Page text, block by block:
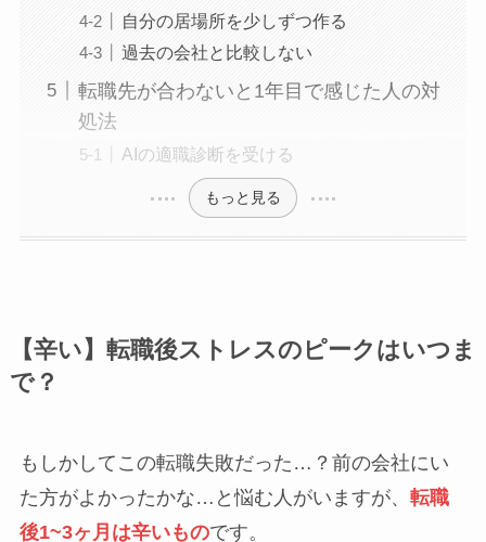
自分の居場所を少しずつ作る
過去の会社と比較しない
転職先が合わないと1年目で感じた人の対
処法
AIの適職診断を受ける
もっと見る
【辛い】転職後ストレスのピークはいつま
で？
もしかしてこの転職失敗だった…？前の会社にい
た方がよかったかな…と悩む人がいますが、 転職
後1~3ヶ月は辛いものです。